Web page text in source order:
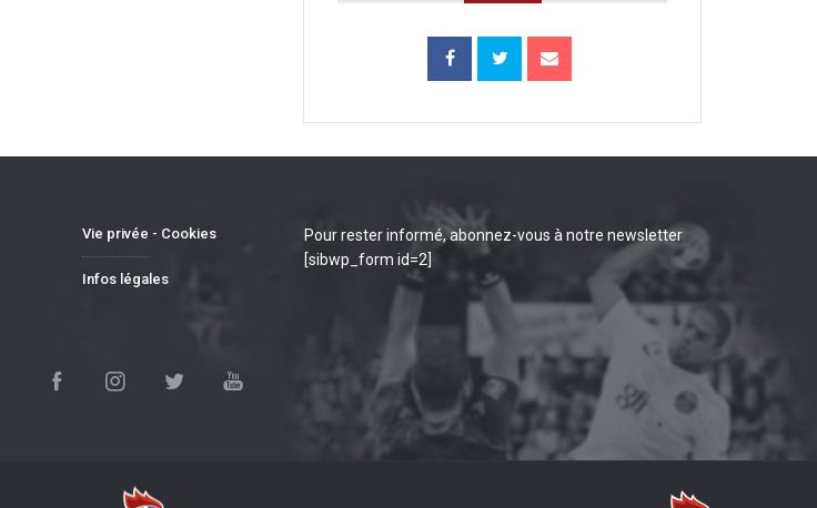
Vie privée - Cookies
Infos légales
Pour rester informé, abonnez-vous à notre newsletter
[sibwp_form id=2]